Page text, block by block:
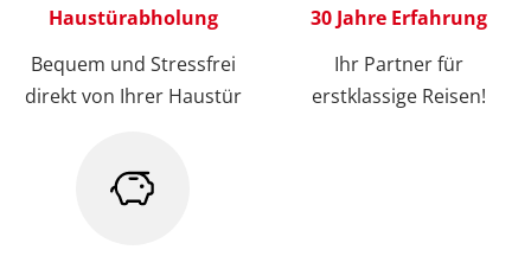
Haustürabholung
Bequem und Stressfrei
direkt von Ihrer Haustür
30 Jahre Erfahrung
Ihr Partner für
erstklassige Reisen!